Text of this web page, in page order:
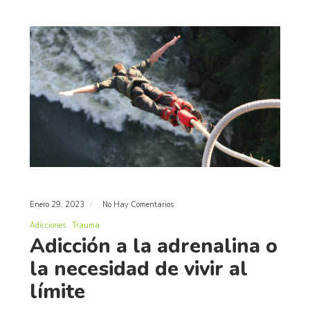
Enero 29, 2023
No Hay Comentarios
Adicciones
Trauma
Adicción a la adrenalina o
la necesidad de vivir al
límite